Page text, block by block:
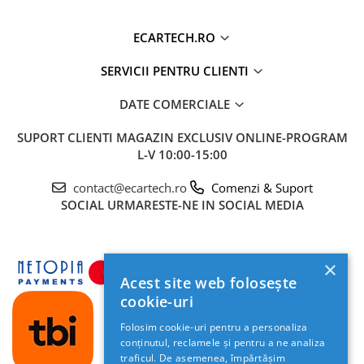
Conectivitate:4G LTE (Slot Cartelă SIM) + Wi-
🎵 Sunet Audiophil - DSP & Ieșire Optică
Calitatea sunetului este dusă la extrem datorită
ECARTECH.RO
SERVICII PENTRU CLIENTI
DATE COMERCIALE
SUPORT CLIENTI MAGAZIN EXCLUSIV ONLINE-PROGRAM
L-V 10:00-15:00
contact@ecartech.ro
Comenzi & Suport
SOCIAL URMARESTE-NE IN SOCIAL MEDIA
×
Acest site web folosește
cookie-uri
Folosim cookie-uri pentru a personaliza
conținutul, reclamele și pentru a ne analiza
traficul. De asemenea, împărtășim